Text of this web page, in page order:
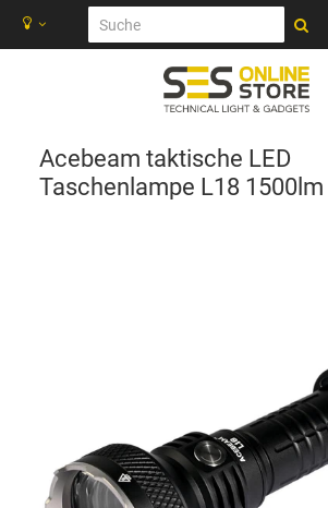
Acebeam taktische LED
Taschenlampe L18